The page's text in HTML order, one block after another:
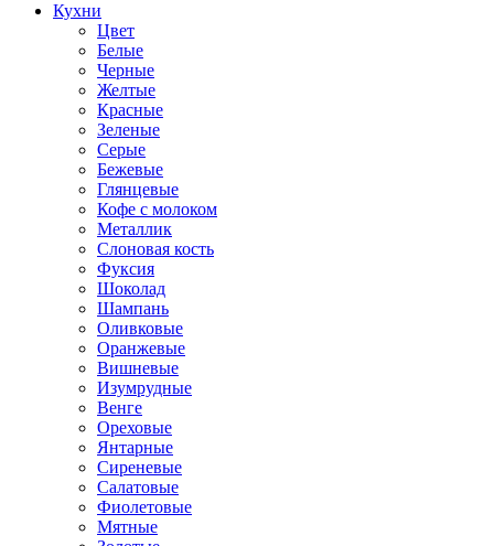
Кухни
Цвет
Белые
Черные
Желтые
Красные
Зеленые
Серые
Бежевые
Глянцевые
Кофе с молоком
Металлик
Слоновая кость
Фуксия
Шоколад
Шампань
Оливковые
Оранжевые
Вишневые
Изумрудные
Венге
Ореховые
Янтарные
Сиреневые
Салатовые
Фиолетовые
Мятные